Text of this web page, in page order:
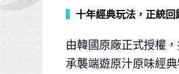
十年經典玩法，正統回
由韓國原廠正式授權
承襲端遊原汁原味經